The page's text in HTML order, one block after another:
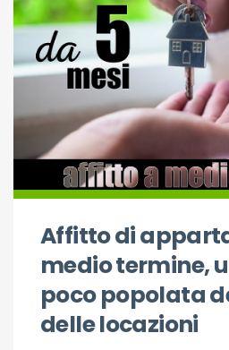
Affitto di
medio termine,
poco popolata
delle locazioni